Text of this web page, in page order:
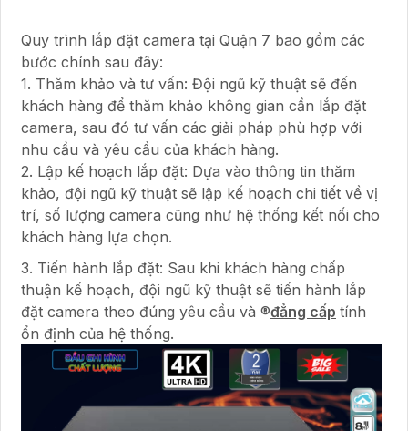
Quy trình lắp đặt camera tại Quận 7 bao gồm các
bước chính sau đây:
1. Thăm khảo và tư vấn: Đội ngũ kỹ thuật sẽ đến
khách hàng để thăm khảo không gian cần lắp đặt
camera, sau đó tư vấn các giải pháp phù hợp với
nhu cầu và yêu cầu của khách hàng.
2. Lập kế hoạch lắp đặt: Dựa vào thông tin thăm
khảo, đội ngũ kỹ thuật sẽ lập kế hoạch chi tiết về vị
trí, số lượng camera cũng như hệ thống kết nối cho
khách hàng lựa chọn.
3. Tiến hành lắp đặt: Sau khi khách hàng chấp
thuận kế hoạch, đội ngũ kỹ thuật sẽ tiến hành lắp
đặt camera theo đúng yêu cầu và ®️đẳng cấp tính
ổn định của hệ thống.